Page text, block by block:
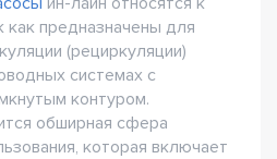
как предназначены для
(рециркуляции)
системах с
контуром.
обширная сфера
которая включает